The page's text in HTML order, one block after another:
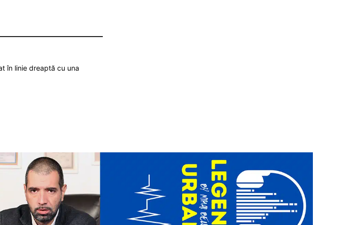
în linie dreaptă cu una